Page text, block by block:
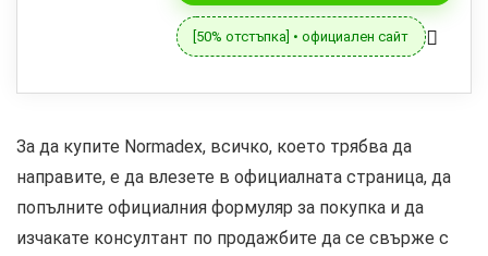
[50% отстъпка] • официален сайт
За да купите Normadex, всичко, което трябва да
направите, е да влезете в официалната страница, да
попълните официалния формуляр за покупка и да
изчакате консултант по продажбите да се свърже с